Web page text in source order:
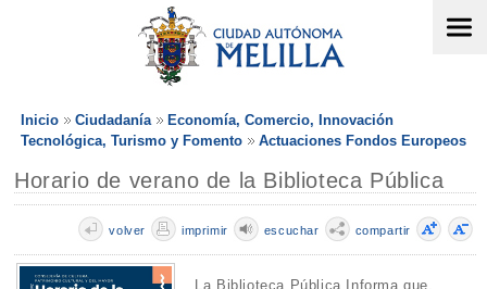
Inicio Ciudadanía
Economía, Comercio, Innovación
Tecnológica, Turismo y Fomento
Actuaciones Fondos Europeos
Horario de verano de la Biblioteca Pública
compartir
escuchar
imprimir
volver
La Biblioteca Pública Informa que,